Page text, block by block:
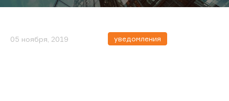
05 ноября, 2019 уведомления